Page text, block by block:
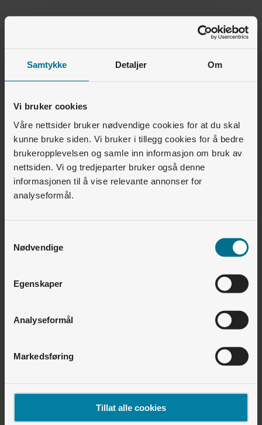
Samtykke Detaljer Om
Vi bruker cookies
Våre nettsider bruker nødvendige cookies for at du skal
kunne bruke siden. Vi bruker i tillegg cookies for å bedre
brukeropplevelsen og samle inn informasjon om bruk av
nettsiden. Vi og tredjeparter bruker også denne
informasjonen til å vise relevante annonser for
analyseformål.
Nødvendige
Egenskaper
Analyseformål
Markedsføring
Tillat alle cookies
Relaterte artikler
Boligselskap og utbygger • Lyse Lading
Hvordan lade med RFID/ladebrikke? (iPhone)
Hvordan lade med RFID/ladebrikke? (Android)
Finner du ikke det du leter etter?
Vi er pålogget - chat med oss